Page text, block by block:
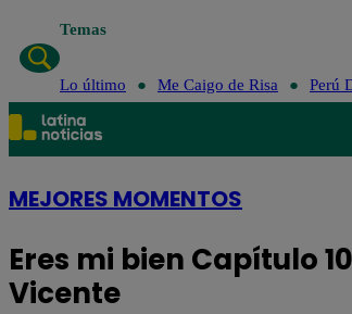
Temas
Lo último Me Caigo de Risa Perú
MEJORES MOMENTOS
Eres mi bien Capítulo 10
Vicente